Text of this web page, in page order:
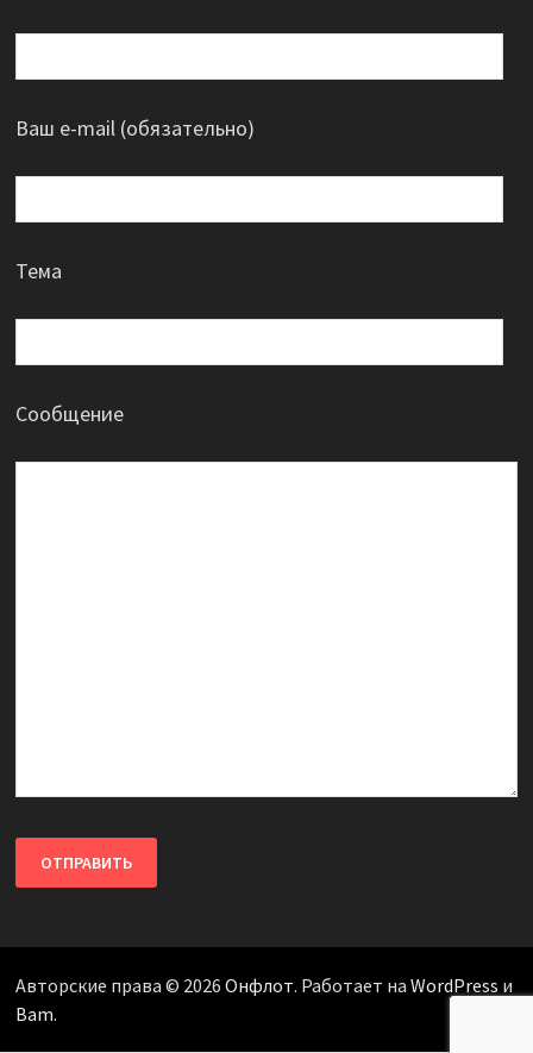
Ваш e-mail (обязательно)
Тема
Сообщение
Авторские права © 2026 Онфлот. Работает на WordPress и
Bam.